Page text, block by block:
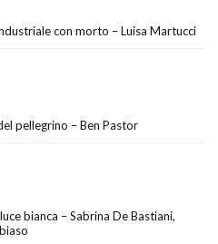
con morto – Luisa Martucci
pellegrino – Ben Pastor
bianca – Sabrina De Bastiani,